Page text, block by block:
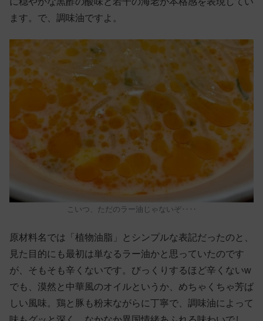
ます。で、調味油ですよ。
こいつ、ただのラー油じゃないぞ‥‥
原材料名では「植物油脂」とシンプルな表記だったのと、
見た目的にも最初は単なるラー油かと思っていたのです
が、そもそも辛くないです。びっくりするほど辛くないw
でも、漠然と中華風のオイルというか、めちゃくちゃ芳ば
しい風味。鶏と豚も粉末ながらに丁寧で、調味油によって